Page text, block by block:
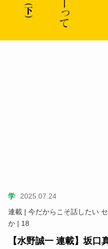
学
2025.07.24
連載 | 今だからこそ話したい
か | 18
【水野誠一 連載】坂口